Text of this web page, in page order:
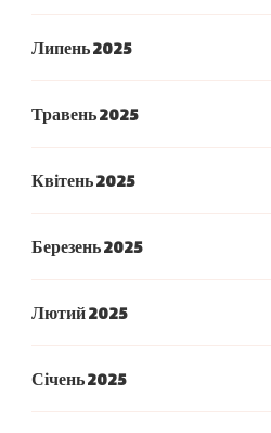
Липень 2025
Травень 2025
Квітень 2025
Березень 2025
Лютий 2025
Січень 2025